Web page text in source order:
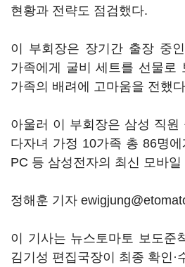
현황과 전략도 점검했다.
이 부회장은 장기간 출장 중
가족에게 굴비 세트를 선물로
가족의 배려에 고마움을 전했
아울러 이 부회장은 삼성 직원
다자녀 가정 10가족 총 86명
PC 등 삼성전자의 최신 모바
정해훈 기자
이 기사는 뉴스토마토 보도준
김기성 편집국장이 최종 확인·